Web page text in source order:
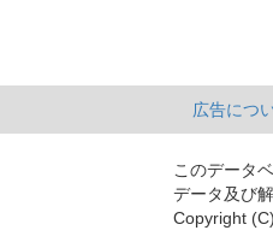
広告につ
このデータ
データ及び
Copyright